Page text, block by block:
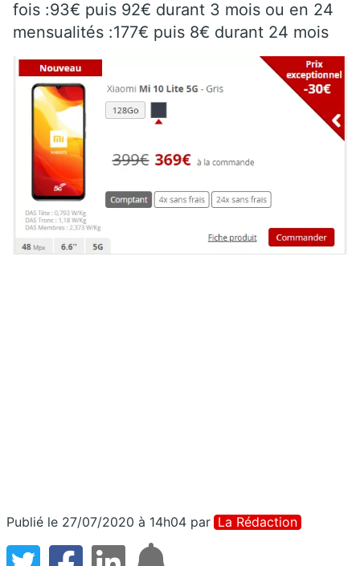
fois :93€ puis 92€ durant 3 mois ou en 24
mensualités :177€ puis 8€ durant 24 mois
Publié le 27/07/2020 à 14h04 par La Rédaction